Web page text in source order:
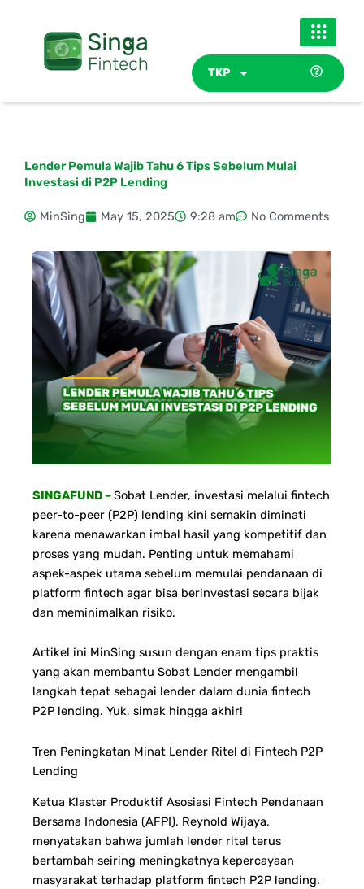
TKP
Lender Pemula Wajib Tahu 6 Tips Sebelum Mulai
Investasi di P2P Lending
MinSing May 15, 2025 9:28 am No Comments
SINGAFUND –Sobat Lender, investasi melalui fintech
peer-to-peer (P2P) lending kini semakin diminati
karena menawarkan imbal hasil yang kompetitif dan
proses yang mudah. Penting untuk memahami
aspek-aspek utama sebelum memulai pendanaan di
platform fintech agar bisa berinvestasi secara bijak
dan meminimalkan risiko.
Artikel ini MinSing susun dengan enam tips praktis
yang akan membantu Sobat Lender mengambil
langkah tepat sebagai lender dalam dunia fintech
P2P lending. Yuk, simak hingga akhir!
Tren Peningkatan Minat Lender Ritel di Fintech P2P
Lending
Ketua Klaster Produktif Asosiasi Fintech Pendanaan
Bersama Indonesia (AFPI), Reynold Wijaya,
menyatakan bahwa jumlah lender ritel terus
bertambah seiring meningkatnya kepercayaan
masyarakat terhadap platform fintech P2P lending.